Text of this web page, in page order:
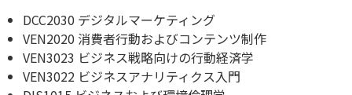
DCC2030 デジタルマーケティング
VEN2020 消費者行動およびコンテンツ制作
VEN3023 ビジネス戦略向けの行動経済学
VEN3022 ビジネスアナリティクス入門